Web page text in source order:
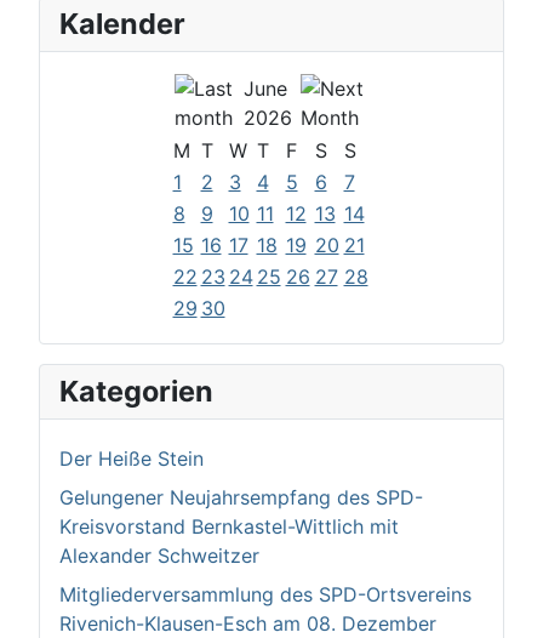
Kalender
June
2026
M T W T F S
S
1
2 3 4 5 6
7
8
9 10 11 12 13 14
15 16 17 18 19 20 21
22 23 24 25 26 27 28
29 30
Kategorien
Der Heiße Stein
Gelungener Neujahrsempfang des SPD-
Kreisvorstand Bernkastel-Wittlich mit
Alexander Schweitzer
Mitgliederversammlung des SPD-Ortsvereins
Rivenich-Klausen-Esch am 08. Dezember